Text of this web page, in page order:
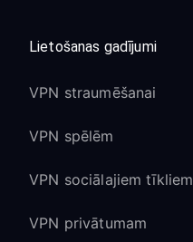
Lietošanas gadījumi
VPN straumēšanai
VPN spēlēm
VPN sociālajiem tīkliem
VPN privātumam